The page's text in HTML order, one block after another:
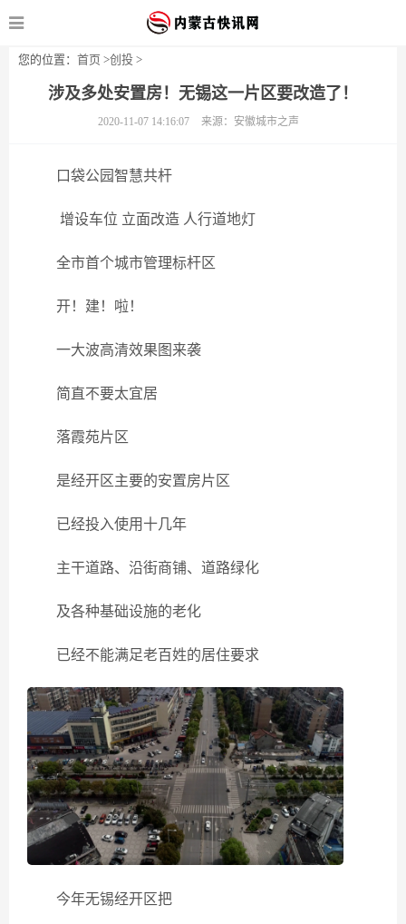
您的位置： 首页 >创投 >
涉及多处安置房！无锡这一片区要改造了！
2020-11-07 14:16:07 来源：安徽城市之声
口袋公园智慧共杆
增设车位 立面改造 人行道地灯
全市首个城市管理标杆区
开！建！啦！
一大波高清效果图来袭
简直不要太宜居
落霞苑片区
是经开区主要的安置房片区
已经投入使用十几年
主干道路、沿街商铺、道路绿化
及各种基础设施的老化
已经不能满足老百姓的居住要求
今年无锡经开区把